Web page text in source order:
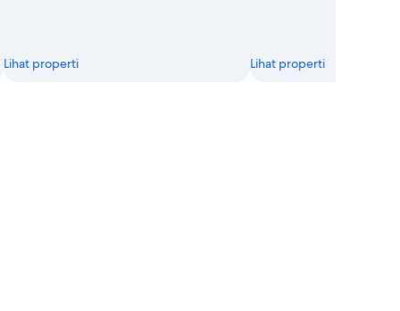
Lihat properti Lihat properti